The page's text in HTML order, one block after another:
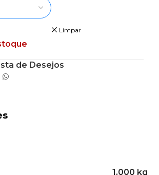
Limpar
de Desejos
1,000 kg